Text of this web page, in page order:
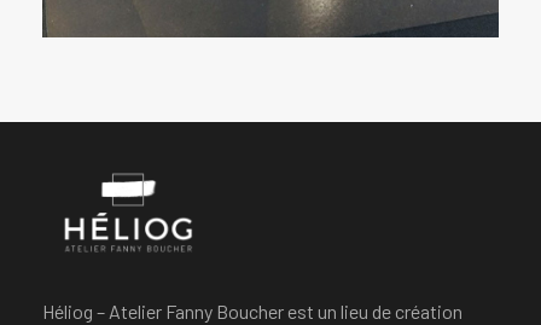
Héliog – Atelier Fanny Boucher est un lieu de création